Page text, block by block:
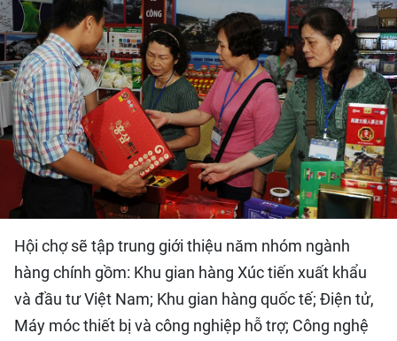
THỂ THAO
DU LỊCH
HỒ SƠ - TƯ LIỆU
NHÂN DÂN ĐIỆN TỬ
NHÂN DÂN HẰNG THÁNG
NHÂN DÂN CUỐI TUẦN
Hội chợ sẽ tập trung giới thiệu năm nhóm ngành
hàng chính gồm: Khu gian hàng Xúc tiến xuất khẩu
và đầu tư Việt Nam; Khu gian hàng quốc tế; Điện tử,
Máy móc thiết bị và công nghiệp hỗ trợ; Công nghệ